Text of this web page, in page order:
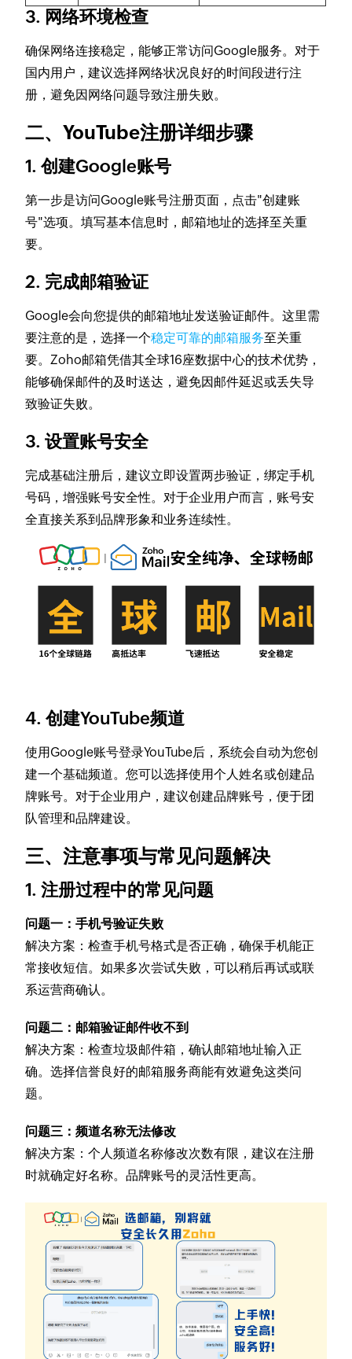
3. 网络环境检查
确保网络连接稳定，能够正常访问Google服务。对于
国内用户，建议选择网络状况良好的时间段进行注
册，避免因网络问题导致注册失败。
二、YouTube注册详细步骤
1. 创建Google账号
第一步是访问Google账号注册页面，点击"创建账
号"选项。填写基本信息时，邮箱地址的选择至关重
要。
2. 完成邮箱验证
Google会向您提供的邮箱地址发送验证邮件。这里需
要注意的是，选择一个稳定可靠的邮箱服务至关重
要。Zoho邮箱凭借其全球16座数据中心的技术优势，
能够确保邮件的及时送达，避免因邮件延迟或丢失导
致验证失败。
3. 设置账号安全
完成基础注册后，建议立即设置两步验证，绑定手机
号码，增强账号安全性。对于企业用户而言，账号安
全直接关系到品牌形象和业务连续性。
4. 创建YouTube频道
使用Google账号登录YouTube后，系统会自动为您创
建一个基础频道。您可以选择使用个人姓名或创建品
牌账号。对于企业用户，建议创建品牌账号，便于团
队管理和品牌建设。
三、注意事项与常见问题解决
1. 注册过程中的常见问题
问题一：手机号验证失败
解决方案：检查手机号格式是否正确，确保手机能正
常接收短信。如果多次尝试失败，可以稍后再试或联
系运营商确认。
问题二：邮箱验证邮件收不到
解决方案：检查垃圾邮件箱，确认邮箱地址输入正
确。选择信誉良好的邮箱服务商能有效避免这类问
题。
问题三：频道名称无法修改
解决方案：个人频道名称修改次数有限，建议在注册
时就确定好名称。品牌账号的灵活性更高。